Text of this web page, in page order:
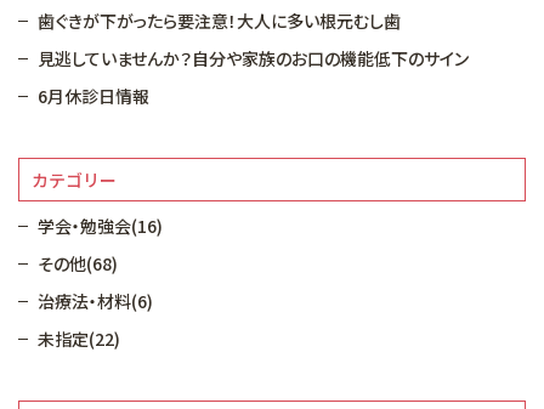
歯ぐきが下がったら要注意！大人に多い根元むし歯
見逃していませんか？自分や家族のお口の機能低下のサイン
6月休診日情報
カテゴリー
学会・勉強会(16)
その他(68)
治療法・材料(6)
未指定(22)